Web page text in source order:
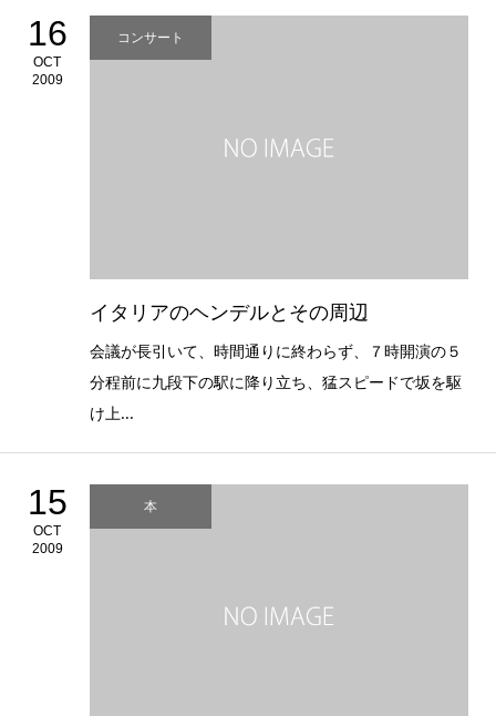
16
OCT
2009
コンサート
イタリアのヘンデルとその周辺
会議が長引いて、時間通りに終わらず、７時開演の５
分程前に九段下の駅に降り立ち、猛スピードで坂を駆
け上...
15
OCT
2009
本